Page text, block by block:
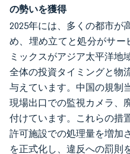
の勢いを獲得
2025年には、多くの都市が
め、埋め立てと処分がサー
ミックスがアジア太平洋地
全体の投資タイミングと物
与えています。中国の規制
現場出口での監視カメラ、
付けています。これらの措
許可施設での処理量を増加
を正式化し、違反への罰則